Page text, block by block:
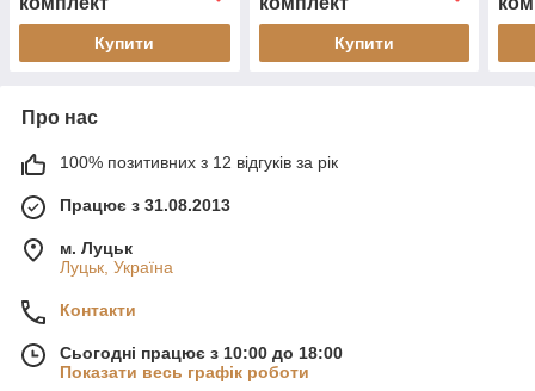
Купити Купити
Про нас
100% позитивних з 12 відгуків за рік
Працює з 31.08.2013
м. Луцьк
Луцьк, Україна
Контакти
Сьогодні працює з 10:00 до 18:00
Показати весь графік роботи